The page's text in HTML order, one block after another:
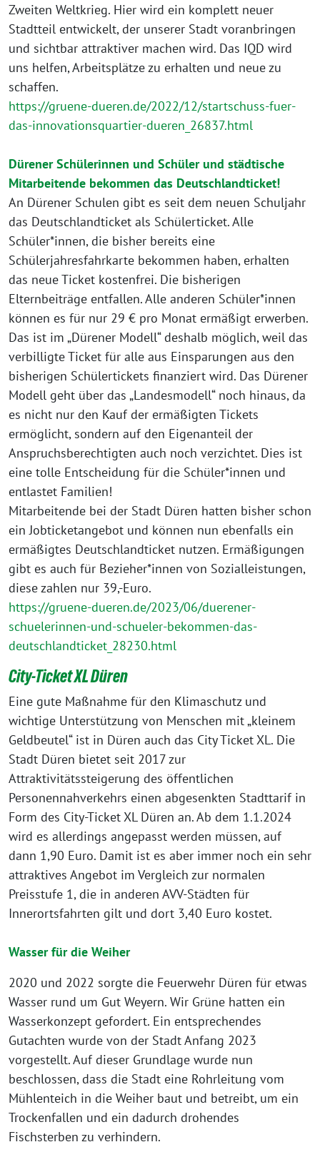
Zweiten Weltkrieg. Hier wird ein komplett neuer
Stadtteil entwickelt, der unserer Stadt voranbringen
und sichtbar attraktiver machen wird. Das IQD wird
uns helfen, Arbeitsplätze zu erhalten und neue zu
schaffen.
https://gruene-dueren.de/2022/12/startschuss-fuer-
das-innovationsquartier-dueren_26837.html
Dürener Schülerinnen und Schüler und städtische
Mitarbeitende bekommen das Deutschlandticket!
An Dürener Schulen gibt es seit dem neuen Schuljahr
das Deutschlandticket als Schülerticket. Alle
Schüler*innen, die bisher bereits eine
Schülerjahresfahrkarte bekommen haben, erhalten
das neue Ticket kostenfrei. Die bisherigen
Elternbeiträge entfallen. Alle anderen Schüler*innen
können es für nur 29 € pro Monat ermäßigt erwerben.
Das ist im „Dürener Modell“ deshalb möglich, weil das
verbilligte Ticket für alle aus Einsparungen aus den
bisherigen Schülertickets finanziert wird. Das Dürener
Modell geht über das „Landesmodell“ noch hinaus, da
es nicht nur den Kauf der ermäßigten Tickets
ermöglicht, sondern auf den Eigenanteil der
Anspruchsberechtigten auch noch verzichtet. Dies ist
eine tolle Entscheidung für die Schüler*innen und
entlastet Familien!
Mitarbeitende bei der Stadt Düren hatten bisher schon
ein Jobticketangebot und können nun ebenfalls ein
ermäßigtes Deutschlandticket nutzen. Ermäßigungen
gibt es auch für Bezieher*innen von Sozialleistungen,
diese zahlen nur 39,-Euro.
https://gruene-dueren.de/2023/06/duerener-
schuelerinnen-und-schueler-bekommen-das-
deutschlandticket_28230.html
City-Ticket XL Düren
Eine gute Maßnahme für den Klimaschutz und
wichtige Unterstützung von Menschen mit „kleinem
Geldbeutel“ ist in Düren auch das City Ticket XL. Die
Stadt Düren bietet seit 2017 zur
Attraktivitätssteigerung des öffentlichen
Personennahverkehrs einen abgesenkten Stadttarif in
Form des City-Ticket XL Düren an. Ab dem 1.1.2024
wird es allerdings angepasst werden müssen, auf
dann 1,90 Euro. Damit ist es aber immer noch ein sehr
attraktives Angebot im Vergleich zur normalen
Preisstufe 1, die in anderen AVV-Städten für
Innerortsfahrten gilt und dort 3,40 Euro kostet.
Wasser für die Weiher
2020 und 2022 sorgte die Feuerwehr Düren für etwas
Wasser rund um Gut Weyern. Wir Grüne hatten ein
Wasserkonzept gefordert. Ein entsprechendes
Gutachten wurde von der Stadt Anfang 2023
vorgestellt. Auf dieser Grundlage wurde nun
beschlossen, dass die Stadt eine Rohrleitung vom
Mühlenteich in die Weiher baut und betreibt, um ein
Trockenfallen und ein dadurch drohendes
Fischsterben zu verhindern.